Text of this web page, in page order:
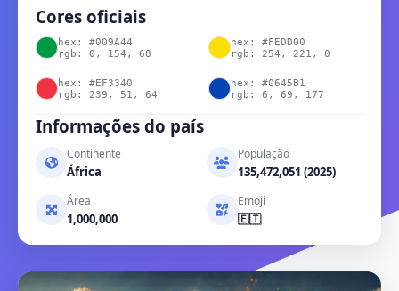
Cores oficiais
hex: #009A44
rgb: 0, 154, 68
hex: #FEDD00
rgb: 254, 221, 0
hex: #EF3340
rgb: 239, 51, 64
hex: #0645B1
rgb: 6, 69, 177
Informações do país
Continente
África
População
135,472,051 (2025)
Área
1,000,000
Emoji
🇪🇹